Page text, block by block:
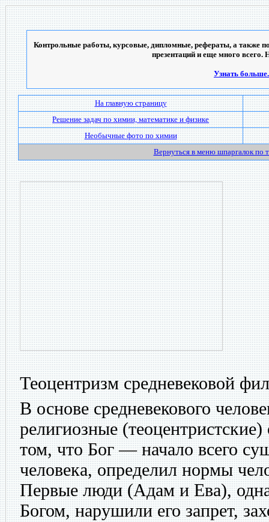
Контрольные работы, курсовые, дипломные, рефераты, а также
презентаций и еще много всего.
Узнать
На главную страницу
Решение задач по химии, математике и физике
Необычные фото по химии
Вернуться в меню шпаргалок по
Теоцентризм средневековой
В основе средневекового
религиозные
том, что Бог — начало всего
человека, определил нормы
Первые люди (Адам и Ева),
Богом, нарушили его запрет,